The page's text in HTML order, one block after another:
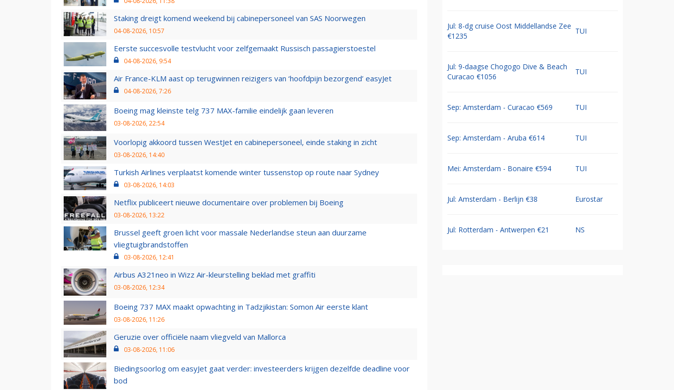
Staking dreigt komend weekend bij cabinepersoneel van SAS Noorwegen
04-08-2026, 10:57
Eerste succesvolle testvlucht voor zelfgemaakt Russisch passagierstoestel
04-08-2026, 9:54
Air France-KLM aast op terugwinnen reizigers van ‘hoofdpijn bezorgend’ easyJet
04-08-2026, 7:26
Boeing mag kleinste telg 737 MAX-familie eindelijk gaan leveren
03-08-2026, 22:54
Voorlopig akkoord tussen WestJet en cabinepersoneel, einde staking in zicht
03-08-2026, 14:40
Turkish Airlines verplaatst komende winter tussenstop op route naar Sydney
03-08-2026, 14:03
Netflix publiceert nieuwe documentaire over problemen bij Boeing
03-08-2026, 13:22
Brussel geeft groen licht voor massale Nederlandse steun aan duurzame
vliegtuigbrandstoffen
03-08-2026, 12:41
Airbus A321neo in Wizz Air-kleurstelling beklad met graffiti
03-08-2026, 12:34
Boeing 737 MAX maakt opwachting in Tadzjikistan: Somon Air eerste klant
03-08-2026, 11:26
Geruzie over officiële naam vliegveld van Mallorca
03-08-2026, 11:06
Biedingsoorlog om easyJet gaat verder: investeerders krijgen dezelfde deadline voor
bod
Jul: 8-dg cruise Oost Middellandse Zee
€1235
TUI
Jul: 9-daagse Chogogo Dive & Beach
Curacao €1056
TUI
Sep: Amsterdam - Curacao €569 TUI
Sep: Amsterdam - Aruba €614 TUI
Mei: Amsterdam - Bonaire €594 TUI
Jul: Amsterdam - Berlijn €38 Eurostar
Jul: Rotterdam - Antwerpen €21 NS